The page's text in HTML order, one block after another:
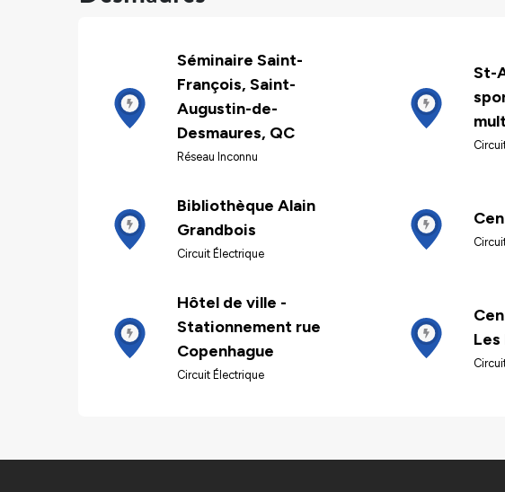
Séminaire Saint-
François, Saint-
Augustin-de-
Desmaures, QC
Réseau Inconnu
St-
Bibliothèque Alain
Grandbois
Circuit Électrique
Hôtel de ville -
Stationnement rue
Copenhague
Circuit Électrique
Les